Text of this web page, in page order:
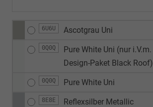
6U6U Ascotgrau Uni
0Q0Q
Pure White Uni (nur i.V.m.
Design-Paket Black Roof)
0Q0Q Pure White Uni
8E8E Reflexsilber Metallic